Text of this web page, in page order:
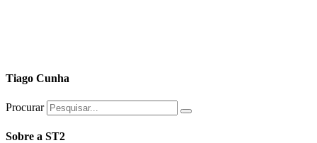
Tiago Cunha
Procurar
Sobre a ST2